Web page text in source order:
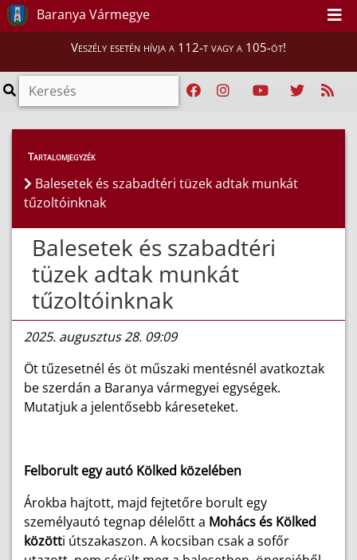
Baranya Vármegye
Veszély esetén hívja a 112-t vagy a 105-öt!
Híreink > Hírek
Tartalomjegyzék
Balesetek és szabadtéri tüzek adtak munkát
tűzoltóinknak
Balesetek és szabadtéri
tüzek adtak munkát
tűzoltóinknak
2025. augusztus 28. 09:09
Öt tűzesetnél és öt műszaki mentésnél avatkoztak
be szerdán a Baranya vármegyei egységek.
Mutatjuk a jelentősebb káreseteket.
Felborult egy autó Kölked közelében
Árokba hajtott, majd fejtetőre borult egy
személyautó tegnap délelőtt a Mohács és Kölked
közötti útszakaszon. A kocsiban csak a sofőr